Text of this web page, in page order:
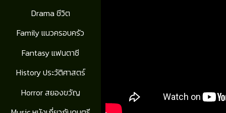
Drama ชีวิต
Family แนวครอบครัว
Fantasy แฟนตาซี
History ประวัติศาสตร์
Horror สยองขวัญ